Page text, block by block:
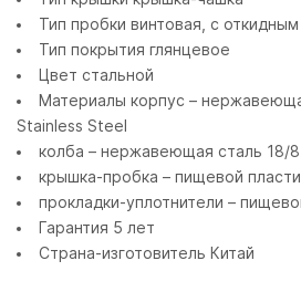
Тип пробки винтовая, с
Тип покрытия глянцевое
Цвет стальной
Материалы корпус –
Stainless Steel
колба – нержавеющая сталь 18/
крышка-пробка – пищевой
прокладки-уплотнители –
Гарантия 5 лет
Страна-изготовитель Китай